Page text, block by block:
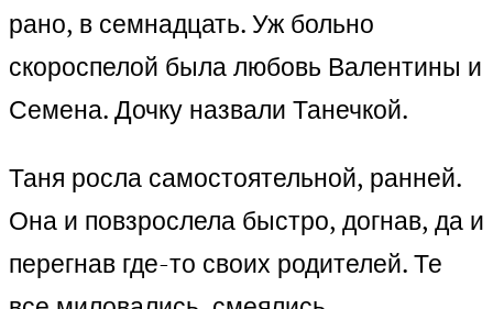
рано, в семнадцать. Уж больно
скороспелой была любовь Валентины и
Семена. Дочку назвали Танечкой.
Таня росла самостоятельной, ранней.
Она и повзрослела быстро, догнав, да и
перегнав где-то своих родителей. Те